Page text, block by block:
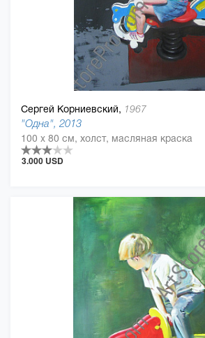
Сергей Корниевский, 1967
"Одна", 2013
100 x 80 см, холст, масляная краска
3.000 USD